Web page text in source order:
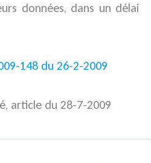
données, dans un délai
148 du 26-2-2009
article du 28-7-2009